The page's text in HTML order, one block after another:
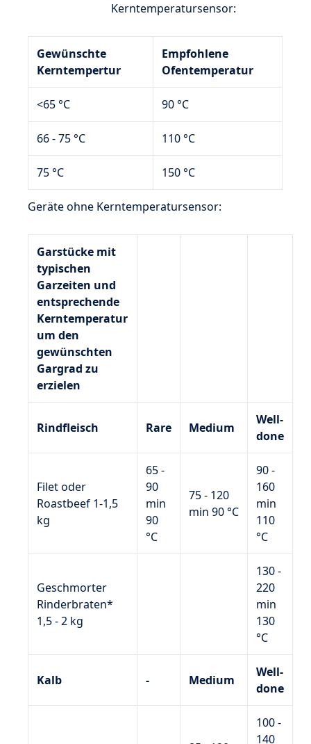
Kerntemperatursensor:
Gewünschte
Kerntempertur
Empfohlene
Ofentemperatur
<65 °C 90 °C
66 - 75 °C 110 °C
75 °C 150 °C
Geräte ohne Kerntemperatursensor:
Garstücke mit
typischen
Garzeiten und
entsprechende
Kerntemperatur
um den
gewünschten
Gargrad zu
erzielen
Rindfleisch Rare Medium
Well-
done
Filet oder
Roastbeef 1-1,5
kg
65 -
90
min
90
°C
75 - 120
min 90 °C
90 -
160
min
110
°C
Geschmorter
Rinderbraten*
1,5 - 2 kg
130 -
220
min
130
°C
Kalb - Medium
Well-
done
100 -
140